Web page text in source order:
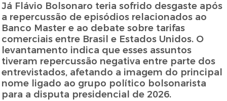
Já Flávio Bolsonaro teria sofrido desgaste após
a repercussão de episódios relacionados ao
Banco Master e ao debate sobre tarifas
comerciais entre Brasil e Estados Unidos. O
levantamento indica que esses assuntos
tiveram repercussão negativa entre parte dos
entrevistados, afetando a imagem do principal
nome ligado ao grupo político bolsonarista
para a disputa presidencial de 2026.